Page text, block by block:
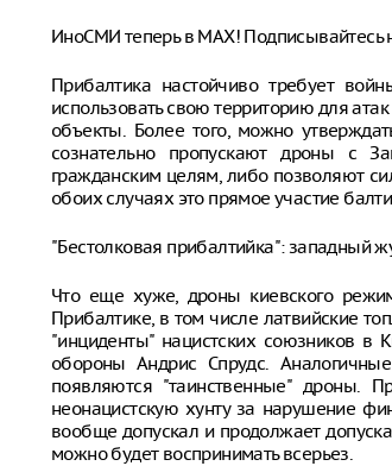
ИноСМИ теперь в MAX! Подписывайтесь
Прибалтика настойчиво требует
использовать свою территорию для
объекты. Более того, можно
сознательно пропускают дроны с
гражданским целям, либо позволяют
обоих случаях это прямое участие
"Бестолковая прибалтийка": западный
Что еще хуже, дроны киевского
Прибалтике, в том числе латвийские
"инциденты" нацистских союзников в
обороны Андрис Спрудс.
появляются "таинственные" дроны.
неонацистскую хунту за нарушение
вообще допускал и продолжает
можно будет воспринимать всерьез.